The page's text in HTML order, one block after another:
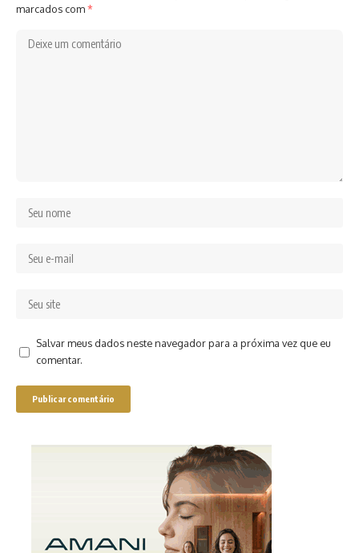
marcados com*
Salvar meus dados neste navegador para a próxima vez que eu
comentar.